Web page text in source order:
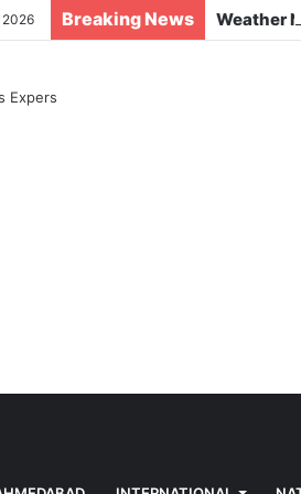
2026 Breaking News